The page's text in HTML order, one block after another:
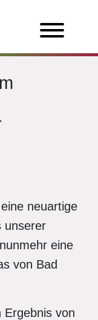
neuartige
unserer
eine
von Bad
Ergebnis von